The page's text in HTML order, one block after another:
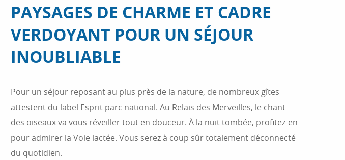
PAYSAGES DE CHARME ET CADRE
VERDOYANT POUR UN SÉJOUR
INOUBLIABLE
Pour un séjour reposant au plus près de la nature, de nombreux gîtes
attestent du label Esprit parc national. Au Relais des Merveilles, le chant
des oiseaux va vous réveiller tout en douceur. À la nuit tombée, profitez-en
pour admirer la Voie lactée. Vous serez à coup sûr totalement déconnecté
du quotidien.